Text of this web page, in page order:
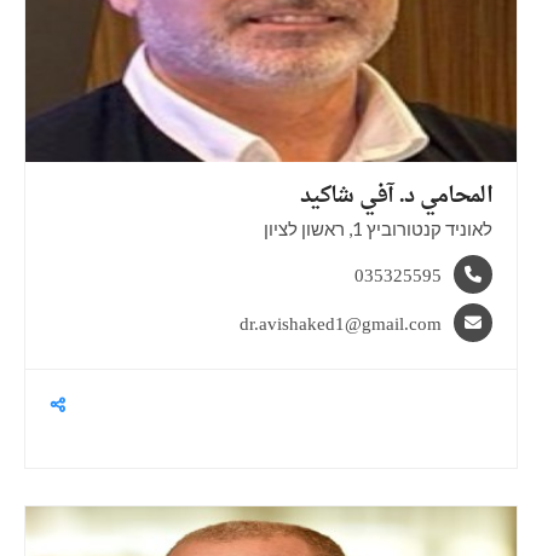
المحامي د. آفيشاكيد
לאוניד קנטורוביץ 1, ראשון לציון
035325595
dr.avishaked1@gmail.com